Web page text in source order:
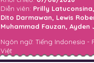
Diễn viên: Prilly
Dito Darmawan, Lewis
Muhammad Fauzan, Ayden
Anya Zen, Gilang Devialdy,
Pritt Timothy, Matt White,...
Ngôn ngữ: Tiếng Indonesia -
Việt